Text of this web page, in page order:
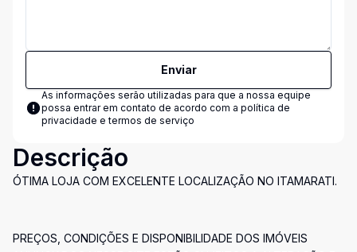
Enviar
As informações serão utilizadas para que a nossa equipe
possa entrar em contato de acordo com a política de
privacidade e termos de serviço
Descrição
ÓTIMA LOJA COM EXCELENTE LOCALIZAÇÃO NO ITAMARATI.
PREÇOS, CONDIÇÕES E DISPONIBILIDADE DOS IMÓVEIS